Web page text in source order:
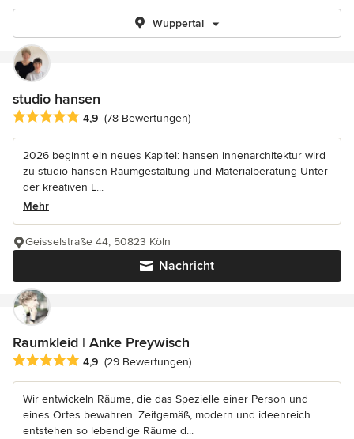
Wuppertal
studio hansen
Durchschnittliche Bewertung: 4.9 von 5 Sternen
4,9 (78 Bewertungen)
2026 beginnt ein neues Kapitel: hansen innenarchitektur wird
zu studio hansen Raumgestaltung und Materialberatung Unter
der kreativen L...
Mehr
Nachricht
Geisselstraße 44, 50823 Köln
Raumkleid | Anke Preywisch
Durchschnittliche Bewertung: 4.9 von 5 Sternen
4,9 (29 Bewertungen)
Wir entwickeln Räume, die das Spezielle einer Person und
eines Ortes bewahren. Zeitgemäß, modern und ideenreich
entstehen so lebendige Räume d...